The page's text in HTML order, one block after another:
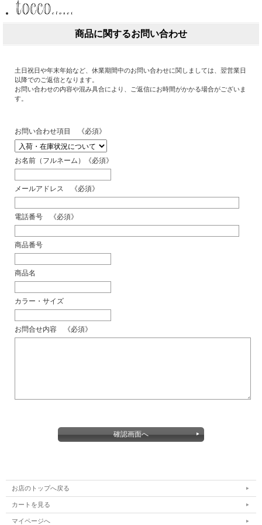
商品に関するお問い合わせ
土日祝日や年末年始など、休業期間中のお問い合わせに関しましては、翌営業日
以降でのご返信となります。
お問い合わせの内容や混み具合により、ご返信にお時間がかかる場合がございま
す。
お問い合わせ項目 《必須》
お名前（フルネーム）《必須》
メールアドレス 《必須》
電話番号 《必須》
商品番号
商品名
カラー・サイズ
お問合せ内容 《必須》
お店のトップへ戻る
カートを見る
マイページへ